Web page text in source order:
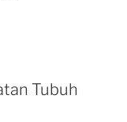
Tubuh